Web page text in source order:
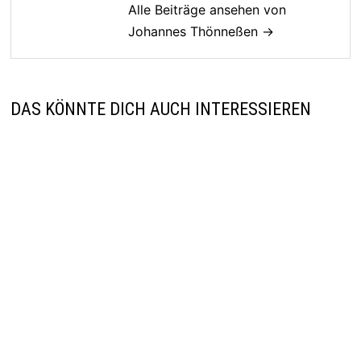
Alle Beiträge ansehen von
Johannes Thönneßen →
DAS KÖNNTE DICH AUCH INTERESSIEREN